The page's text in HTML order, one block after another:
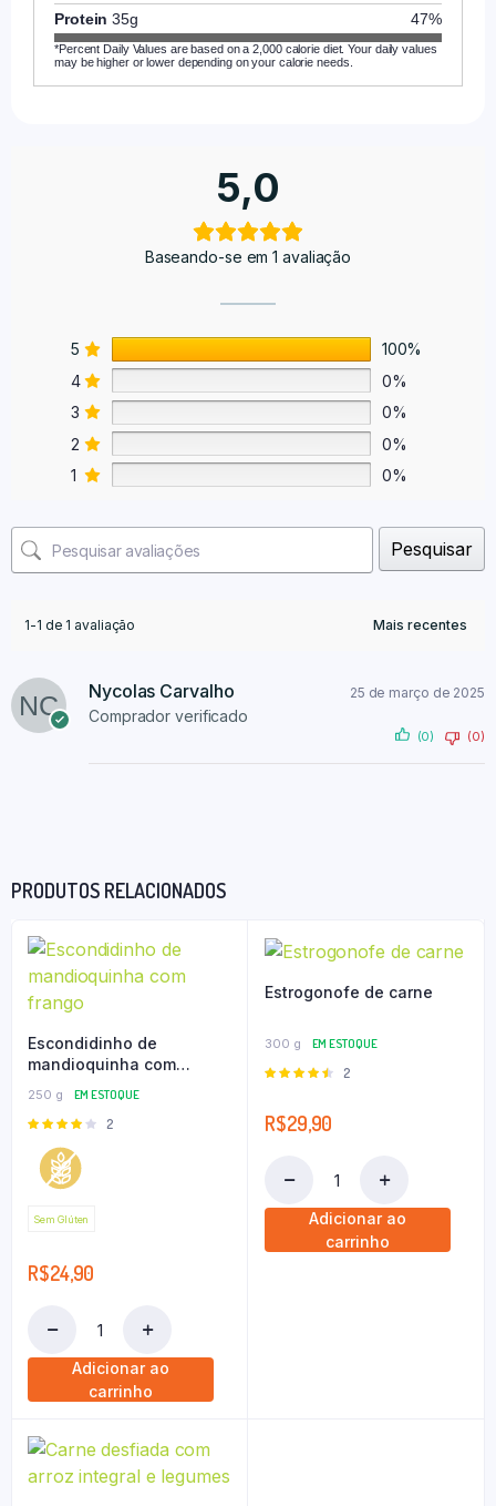
Protein35g 47%
*Percent Daily Values are based on a 2,000 calorie diet. Your daily values
may be higher or lower depending on your calorie needs.
5,0
Baseando-se em 1 avaliação
5
100%
4
0%
3
0%
2
0%
1
0%
Pesquisar
1-1 de 1 avaliação
Nycolas Carvalho
Comprador verificado
25 de março de 2025
(0) (0)
PRODUTOS RELACIONADOS
Escondidinho de
mandioquinha com
frango
250 g
EM ESTOQUE
Avaliação
2
Sem Glúten
R$24,90
Adicionar ao
carrinho
Estrogonofe de carne
300 g
EM ESTOQUE
Avaliação
2
R$29,90
Adicionar ao
carrinho